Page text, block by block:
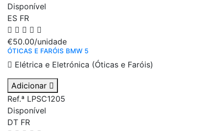
Disponível
ES FR
€50.00/unidade
ÓTICAS E FARÓIS BMW 5
Elétrica e Eletrónica (Óticas e Faróis)
Adicionar
Ref.ª LPSC1205
Disponível
DT FR